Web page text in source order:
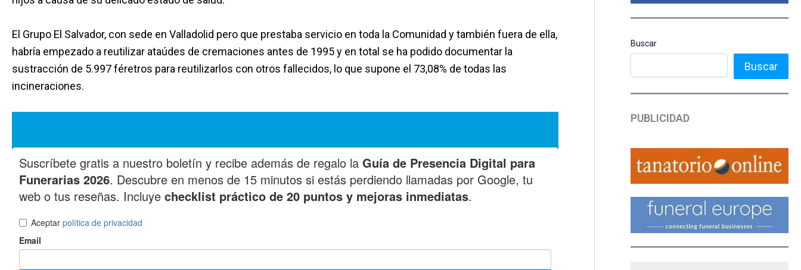
El Grupo El Salvador, con sede en Valladolid pero que prestaba servicio en toda la Comunidad y también fuera de ella,
habría empezado a reutilizar ataúdes de cremaciones antes de 1995 y en total se ha podido documentar la
sustracción de 5.997 féretros para reutilizarlos con otros fallecidos, lo que supone el 73,08% de todas las
incineraciones.
Buscar
Buscar
PUBLICIDAD